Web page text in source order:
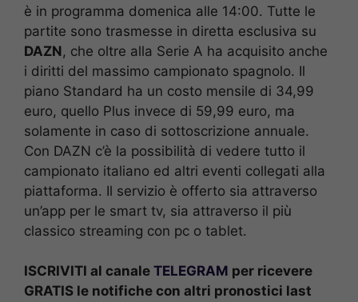
è in programma domenica alle 14:00. Tutte le
partite sono trasmesse in diretta esclusiva su
DAZN, che oltre alla Serie A ha acquisito anche
i diritti del massimo campionato spagnolo. Il
piano Standard ha un costo mensile di 34,99
euro, quello Plus invece di 59,99 euro, ma
solamente in caso di sottoscrizione annuale.
Con DAZN c’è la possibilità di vedere tutto il
campionato italiano ed altri eventi collegati alla
piattaforma. Il servizio è offerto sia attraverso
un’app per le smart tv, sia attraverso il più
classico streaming con pc o tablet.
ISCRIVITI al canale TELEGRAM per ricevere
GRATIS le notifiche con altri pronostici last